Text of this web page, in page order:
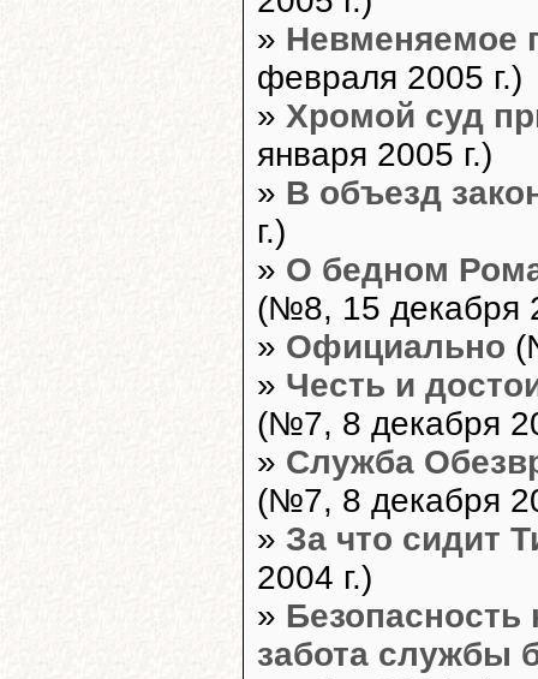
» Невменяемое
февраля 2005 г.)
» Хромой суд
января 2005 г.)
» В объезд
г.)
» О бедном
(№8, 15 декабря
» Официально
» Честь и
(№7, 8 декабря
» Служба
(№7, 8 декабря
» За что сидит
2004 г.)
» Безопасность
забота службы